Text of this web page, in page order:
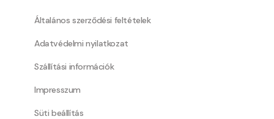
Általános szerződési feltételek
Adatvédelmi nyilatkozat
Szállítási információk
Impresszum
Süti beállítás